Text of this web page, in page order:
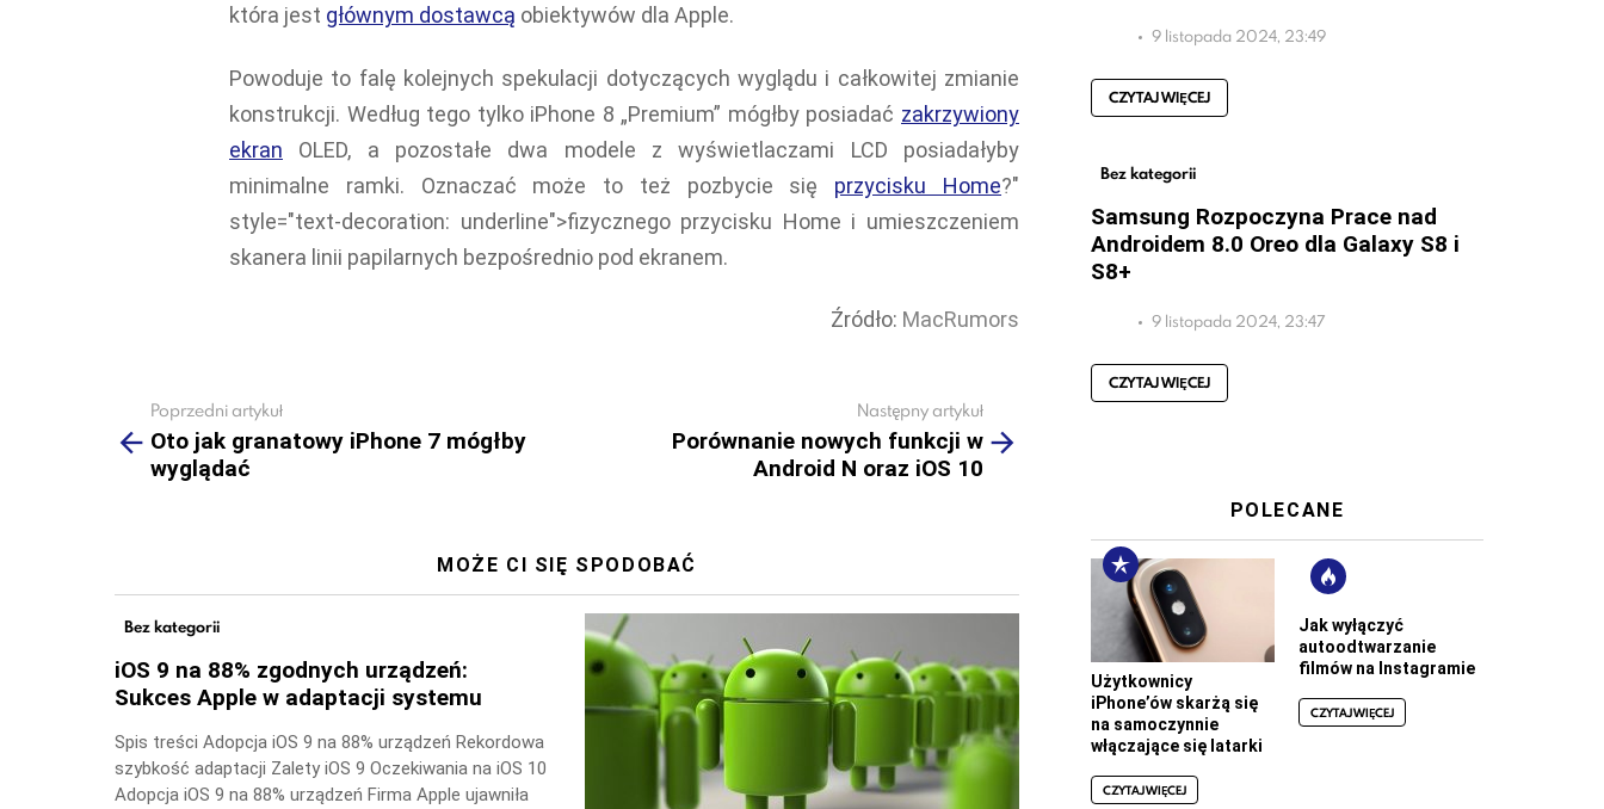
która jest głównym dostawcą obiektywów dla Apple.
Powoduje to falę kolejnych spekulacji dotyczących wyglądu i całkowitej zmianie
konstrukcji. Według tego tylko iPhone 8 „Premium” mógłby posiadać zakrzywiony
ekran OLED, a pozostałe dwa modele z wyświetlaczami LCD posiadałyby
minimalne ramki. Oznaczać może to też pozbycie się przycisku Home?"
style="text-decoration: underline">fizycznego przycisku Home i umieszczeniem
skanera linii papilarnych bezpośrednio pod ekranem.
Źródło: MacRumors
more
Poprzedni artykuł
Oto jak granatowy iPhone 7 mógłby
wyglądać
Następny artykuł
Porównanie nowych funkcji w
Android N oraz iOS 10
MOŻE CI SIĘ SPODOBAĆ
Bez kategorii
iOS 9 na 88% zgodnych urządzeń:
Sukces Apple w adaptacji systemu
Spis treści Adopcja iOS 9 na 88% urządzeń Rekordowa
szybkość adaptacji Zalety iOS 9 Oczekiwania na iOS 10
Adopcja iOS 9 na 88% urządzeń Firma Apple ujawniła
9 listopada 2024, 23:49
CZYTAJ WIĘCEJ
Bez kategorii
Samsung Rozpoczyna Prace nad
Androidem 8.0 Oreo dla Galaxy S8 i
S8+
9 listopada 2024, 23:47
CZYTAJ WIĘCEJ
POLECANE
Użytkownicy
iPhone’ów skarżą się
na samoczynnie
włączające się latarki
CZYTAJ WIĘCEJ
Jak wyłączyć
autoodtwarzanie
filmów na Instagramie
CZYTAJ WIĘCEJ